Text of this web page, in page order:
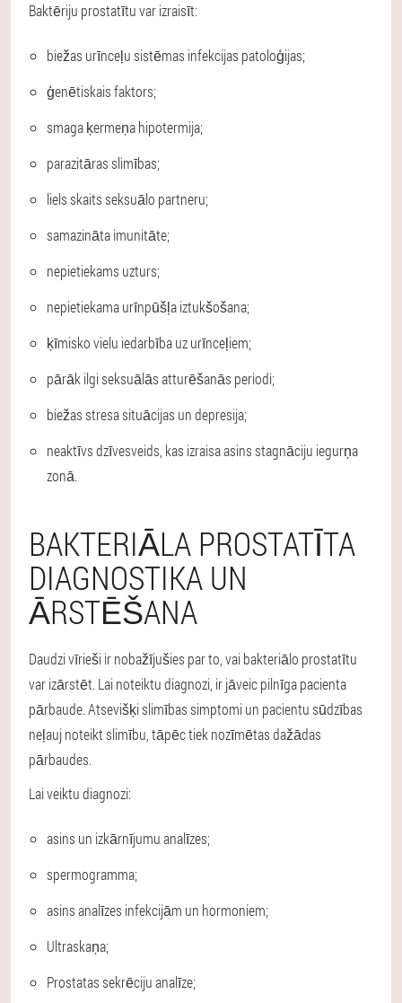
Baktēriju prostatītu var izraisīt:
biežas urīnceļu sistēmas infekcijas patoloģijas;
ģenētiskais faktors;
smaga ķermeņa hipotermija;
parazitāras slimības;
liels skaits seksuālo partneru;
samazināta imunitāte;
nepietiekams uzturs;
nepietiekama urīnpūšļa iztukšošana;
ķīmisko vielu iedarbība uz urīnceļiem;
pārāk ilgi seksuālās atturēšanās periodi;
biežas stresa situācijas un depresija;
neaktīvs dzīvesveids, kas izraisa asins stagnāciju iegurņa
zonā.
BAKTERIĀLA PROSTATĪTA
DIAGNOSTIKA UN
ĀRSTĒŠANA
Daudzi vīrieši ir nobažījušies par to, vai bakteriālo prostatītu
var izārstēt. Lai noteiktu diagnozi, ir jāveic pilnīga pacienta
pārbaude. Atsevišķi slimības simptomi un pacientu sūdzības
neļauj noteikt slimību, tāpēc tiek nozīmētas dažādas
pārbaudes.
Lai veiktu diagnozi:
asins un izkārnījumu analīzes;
spermogramma;
asins analīzes infekcijām un hormoniem;
Ultraskaņa;
Prostatas sekrēciju analīze;